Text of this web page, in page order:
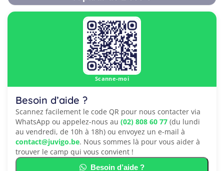
Scanne-moi
Besoin d’aide ?
Scannez facilement le code QR pour nous contacter via
WhatsApp ou appelez-nous au (02) 808 60 77 (du lundi
au vendredi, de 10h à 18h) ou envoyez un e-mail à
contact@juvigo.be. Nous sommes là pour vous aider à
trouver le camp qui vous convient !
Besoin d’aide ?